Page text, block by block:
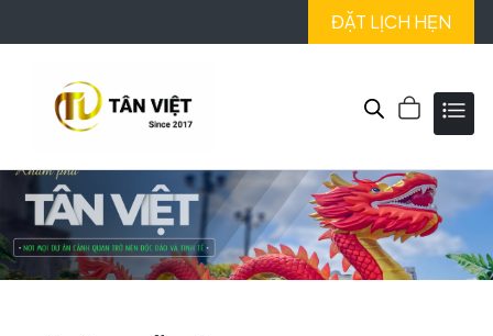
ĐẶT LỊCH HẸN